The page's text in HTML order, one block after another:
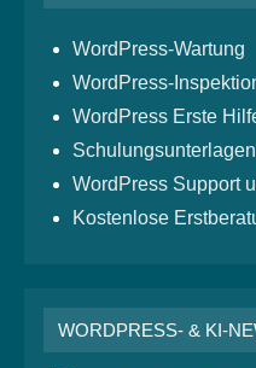
WordPress-Wartung
WordPress-
WordPress Erste
WordPress Support
Kostenlose
WORDPRESS- & KI-